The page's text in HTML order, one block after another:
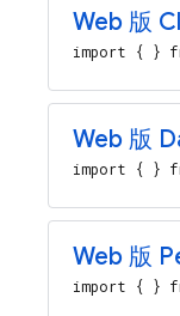
Web 版
import { }
Web 版
import { }
Web 版
import { }